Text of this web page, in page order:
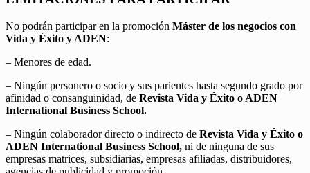
No podrán participar en la promoción Máster de los negocios con
Vida y Éxito y ADEN:
– Menores de edad.
– Ningún personero o socio y sus parientes hasta segundo grado por
afinidad o consanguinidad, de Revista Vida y Éxito o ADEN
International Business School.
– Ningún colaborador directo o indirecto de Revista Vida y Éxito o
ADEN International Business School, ni de ninguna de sus
empresas matrices, subsidiarias, empresas afiliadas, distribuidores,